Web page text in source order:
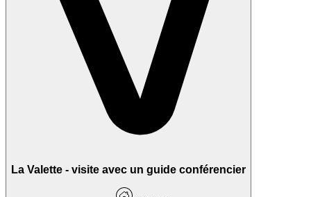
La Valette - visite avec un guide conférencier